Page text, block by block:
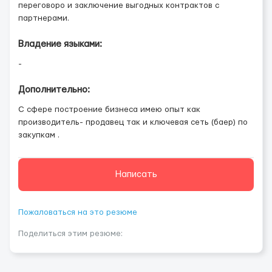
переговоро и заключение выгодных контрактов с
партнерами.
Владение языками:
-
Дополнительно:
С сфере построение бизнеса имею опыт как
производитель- продавец так и ключевая сеть (баер) по
закупкам .
Написать
Пожаловаться на это резюме
Поделиться этим резюме: